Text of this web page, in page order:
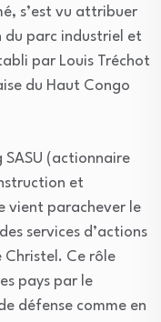
s’est vu attribuer
du parc industriel et
par Louis Tréchot
du Haut Congo
(actionnaire
et
vient parachever le
services d’actions
Christel. Ce rôle
pays par le
défense comme en